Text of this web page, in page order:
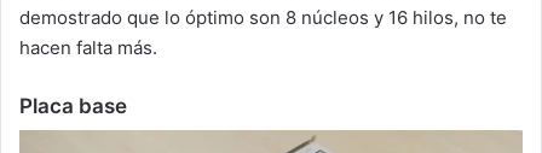
demostrado que lo óptimo son 8 núcleos y 16 hilos, no te
hacen falta más.
Placa base